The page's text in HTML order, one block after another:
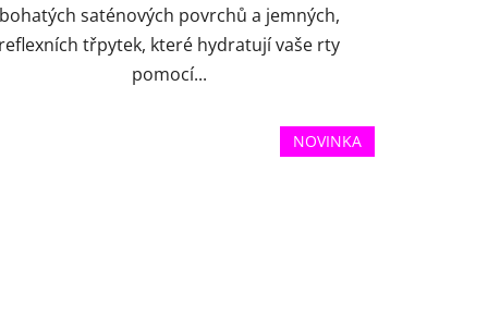
saténových povrchů a jemných,
třpytek, které hydratují vaše rty
pomocí...
NOVINKA